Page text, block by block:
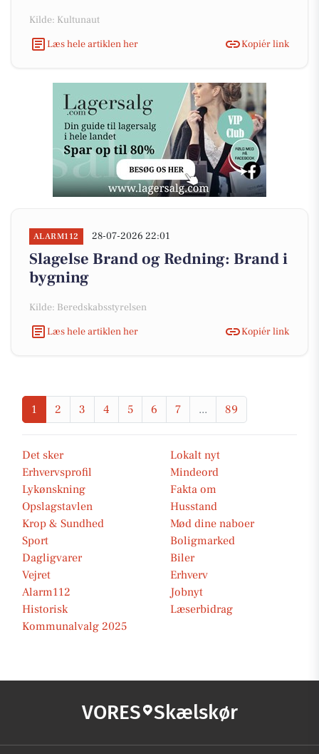
Kilde: Kultunaut
Læs hele artiklen her
Kopiér link
ALARM112 28-07-2026 22:01
Slagelse Brand og Redning: Brand i
bygning
Kilde: Beredskabsstyrelsen
Læs hele artiklen her
Kopiér link
1 2 3 4 5 6 7 ... 89
Det sker
Lokalt nyt
Erhvervsprofil
Mindeord
Lykønskning
Fakta om
Opslagstavlen
Husstand
Krop & Sundhed
Mød dine naboer
Sport
Boligmarked
Dagligvarer
Biler
Vejret
Erhverv
Alarm112
Jobnyt
Historisk
Læserbidrag
Kommunalvalg 2025
VORES Skælskør